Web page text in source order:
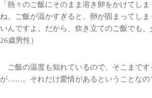
「熱々のご飯にそのまま溶き卵をかけてし
ね。ご飯が温かすぎると、卵が固まってし
いんですよ。だから、炊き立てのご飯でも
26歳男性）
ご飯の温度も知れているので、そこまで
が……。それだけ愛情があるということなの